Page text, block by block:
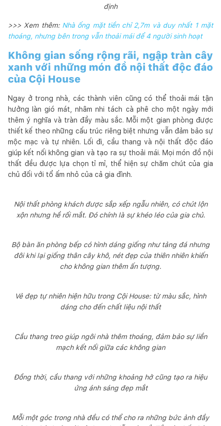
định
>>> Xem thêm: Nhà ống mặt tiền chỉ 2,7m và duy nhất 1 mặt
thoáng, nhưng bên trong vẫn thoải mái để 4 người sinh hoạt
Không gian sống rộng rãi, ngập tràn cây
xanh với những món đồ nội thất độc đáo
của Cội House
Ngay ở trong nhà, các thành viên cũng có thể thoải mái tận
hưởng làn gió mát, nhâm nhi tách cà phê cho một ngày mới
thêm ý nghĩa và tràn đầy màu sắc. Mỗi một gian phòng được
thiết kế theo những cấu trúc riêng biệt nhưng vẫn đảm bảo sự
mộc mạc và tự nhiên. Lối đi, cầu thang và nội thất độc đáo
giúp kết nối không gian và tạo ra sự thoải mái. Mọi món đồ nội
thất đều được lựa chọn tỉ mỉ, thể hiện sự chăm chút của gia
chủ đối với tổ ấm nhỏ của cả gia đình.
Nội thất phòng khách được sắp xếp ngẫu nhiên, có chút lộn
xộn nhưng hề rối mắt. Đó chính là sự khéo léo của gia chủ.
Bộ bàn ăn phòng bếp có hình dáng giống như tảng đá nhưng
đôi khi lại giống thân cây khô, nét đẹp của thiên nhiên khiến
cho không gian thêm ấn tượng.
Vẻ đẹp tự nhiên hiện hữu trong Cội House: từ màu sắc, hình
dáng cho đến chất liệu nội thất
Cầu thang treo giúp ngôi nhà thêm thoáng, đảm bảo sự liền
mạch kết nối giữa các không gian
Đồng thời, cầu thang với những khoảng hở cũng tạo ra hiệu
ứng ánh sáng đẹp mắt
Mỗi một góc trong nhà đều có thể cho ra những bức ảnh đầy